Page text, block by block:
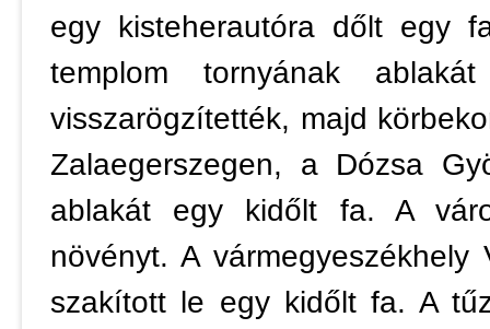
egy kisteherautóra dőlt egy
templom tornyának
visszarögzítették, majd
Zalaegerszegen, a Dózsa
ablakát egy kidőlt fa. A
növényt. A
szakított le egy kidőlt fa. A